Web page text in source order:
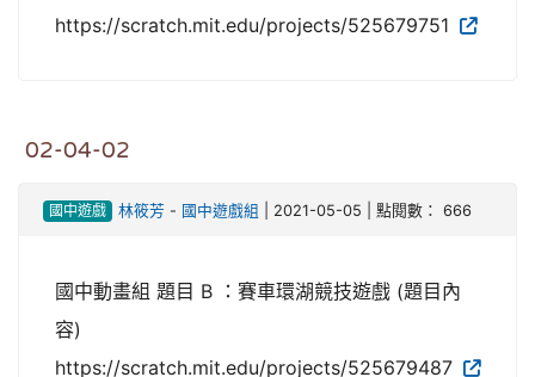
https://scratch.mit.edu/projects/525679751
02-04-02
國中遊戲 林筱芳 - 國中遊戲組 | 2021-05-05 | 點閱數： 666
國中動畫組 題目 B ：賽車環湖競技遊戲 (題目內
容)
https://scratch.mit.edu/projects/525679487